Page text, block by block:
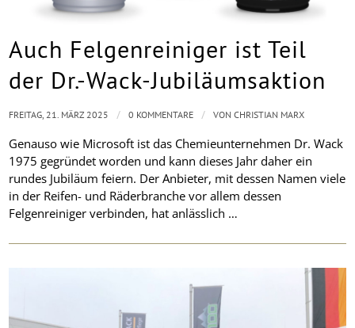
Auch Felgenreiniger ist Teil
der Dr.-Wack-Jubiläumsaktion
Genauso wie Microsoft ist das Chemieunternehmen Dr. Wack
1975 gegründet worden und kann dieses Jahr daher ein
rundes Jubiläum feiern. Der Anbieter, mit dessen Namen viele
in der Reifen- und Räderbranche vor allem dessen
Felgenreiniger verbinden, hat anlässlich …
FREITAG, 21. MÄRZ 2025 / 0 KOMMENTARE / VONCHRISTIAN MARX